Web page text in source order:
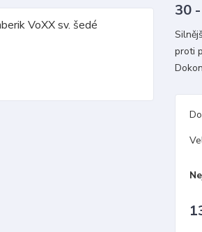
30
proti